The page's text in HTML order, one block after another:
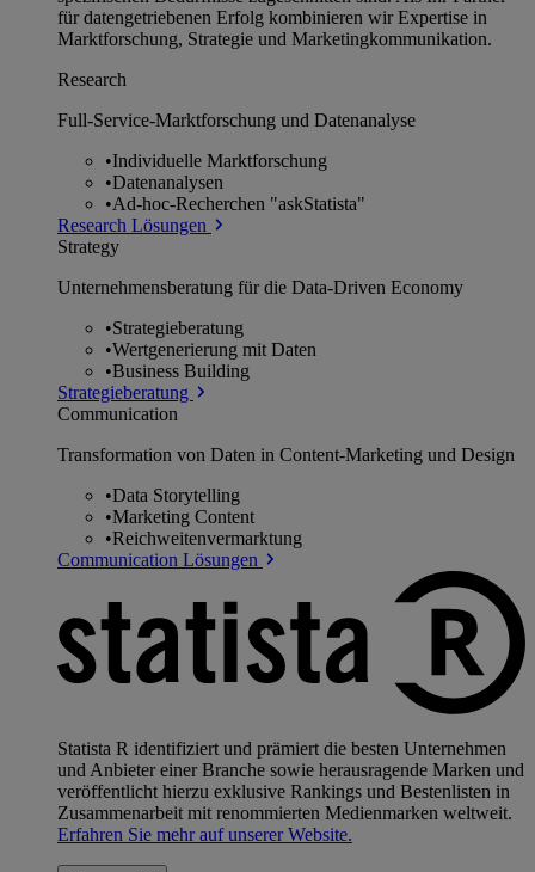
für datengetriebenen Erfolg kombinieren wir Expertise in
Marktforschung, Strategie und Marketingkommunikation.
Research
Full-Service-Marktforschung und Datenanalyse
•Individuelle Marktforschung
•Datenanalysen
•Ad-hoc-Recherchen "askStatista"
Research Lösungen
Strategy
Unternehmens­beratung für die Data-Driven Economy
•Strategieberatung
•Wertgenerierung mit Daten
•Business Building
Strategieberatung
Communication
Transformation von Daten in Content-Marketing und Design
•Data Storytelling
•Marketing Content
•Reichweitenvermarktung
Communication Lösungen
Statista R identifiziert und prämiert die besten Unternehmen
und Anbieter einer Branche sowie herausragende Marken und
veröffentlicht hierzu exklusive Rankings und Bestenlisten in
Zusammenarbeit mit renommierten Medienmarken weltweit.
Erfahren Sie mehr auf unserer Website.